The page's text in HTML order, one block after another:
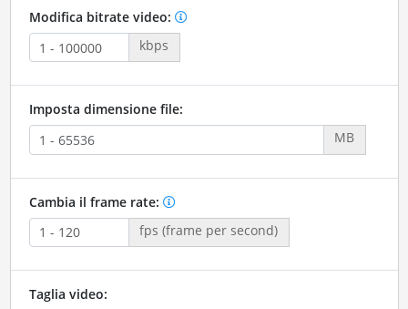
Modifica bitrate video:
kbps
Imposta dimensione file:
MB
Cambia il frame rate:
fps (frame per second)
Taglia video: